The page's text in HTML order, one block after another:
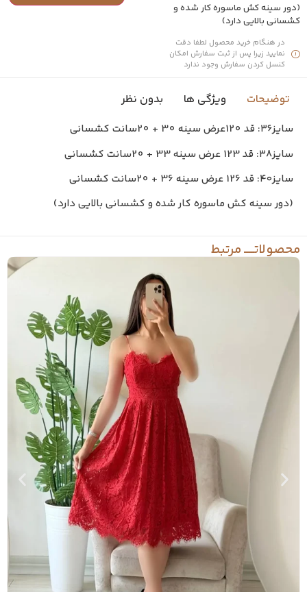
(دور سینه کش ماسوره کار شده و
کشسانی بالایی دارد)
در هنگام خرید محصول لطفا دقت
نمایید زیرا پس از ثبت سفارش امکان
کنسل کردن سفارش وجود ندارد
توضیحات ویژگی ها بدون نظر
سایز۳۶: قد 120عرض سینه 30 + 20سانت کشسانی
سایز۳۸: قد 123 عرض سینه 33 + 20سانت کشسانی
سایز۴۰: قد 126 عرض سینه 36 + 20سانت کشسانی
(دور سینه کش ماسوره کار شده و کشسانی بالایی دارد)
محصولاتـــــ مرتبط